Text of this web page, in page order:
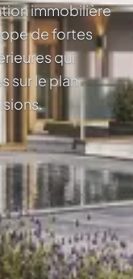
immobilière
de fortes
qui
sur le plan